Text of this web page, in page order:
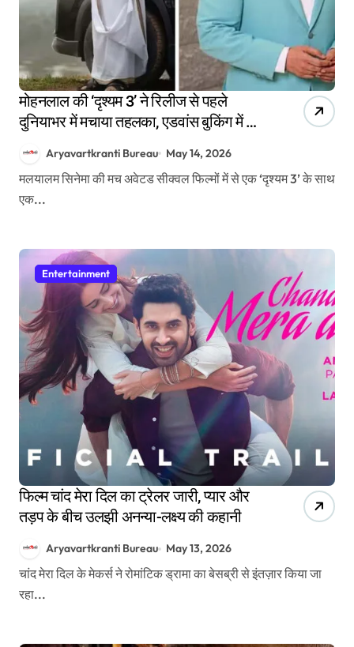
मोहनलाल की ‘दृश्यम 3’ ने रिलीज से पहले
दुनियाभर में मचाया तहलका, एडवांस बुकिंग में ही
Aryavartkranti Bureau May 14, 2026
मलयालम सिनेमा की मच अवेटड सीक्वल फिल्मों में से एक ‘दृश्यम 3’ के साथ
एक...
Entertainment
फिल्म चांद मेरा दिल का ट्रेलर जारी, प्यार और
तड़प के बीच उलझी अनन्या-लक्ष्य की कहानी
Aryavartkranti Bureau May 13, 2026
चांद मेरा दिल के मेकर्स ने रोमांटिक ड्रामा का बेसब्री से इंतज़ार किया जा
रहा...